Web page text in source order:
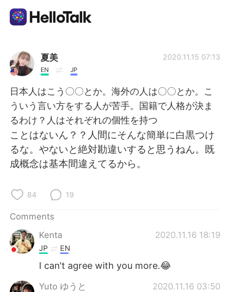
Language Exchange App
AI Grammar Checker
English
简体中文 繁體中文
日本語
Indonesia
夏美
EN JP
2020.11.15 07:13
日本人はこう〇〇とか。海外の人は〇〇とか。こ
ういう言い方をする人が苦手。国籍で人格が決ま
るわけ？人はそれぞれの個性を持つ
ことはないん？？人間にそんな簡単に白黒つけ
るな。やないと絶対勘違いすると思うねん。既
成概念は基本間違えてるから。
84 19
Comments
Kenta
2020.11.16 18:19
JP EN
I can't agree with you more.😂
Yuto ゆうと 2020.11.16 03:50